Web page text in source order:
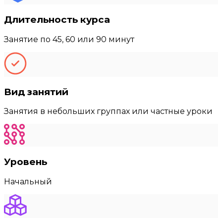
Длительность курса
Занятие по 45, 60 или 90 минут
Вид занятий
Занятия в небольших группах или частные уроки
Уровень
Начальный